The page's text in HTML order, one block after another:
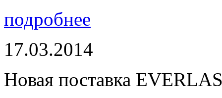
подробнее
17.03.2014
Новая поставка